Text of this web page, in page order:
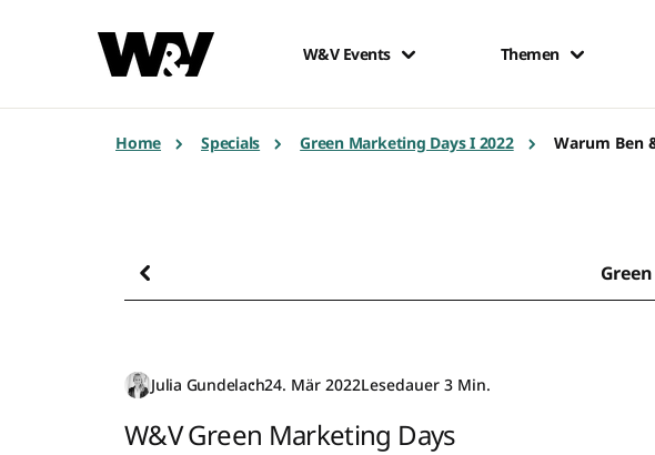
W&V Events Themen
Home Specials Green Marketing Days I 2022 Warum Ben
Julia Gundelach24. Mär 2022Lesedauer 3 Min.
W&V Green Marketing Days